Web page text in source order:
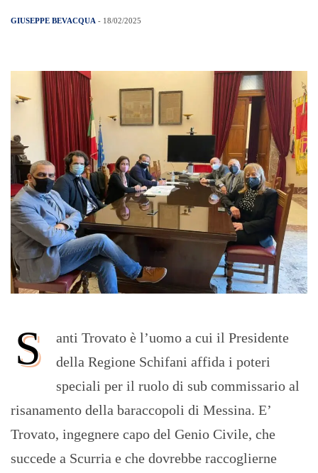
GIUSEPPE BEVACQUA - 18/02/2025
S
anti Trovato è l’uomo a cui il Presidente
della Regione Schifani affida i poteri
speciali per il ruolo di sub commissario al
risanamento della baraccopoli di Messina. E’
Trovato, ingegnere capo del Genio Civile, che
succede a Scurria e che dovrebbe raccoglierne